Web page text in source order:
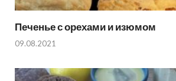
Печенье с орехами и изюмом
09.08.2021